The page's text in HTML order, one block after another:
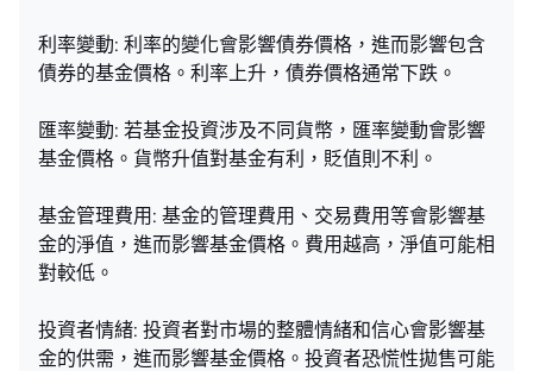
利率變動: 利率的變化會影響債券價格，進而影響包含
債券的基金價格。利率上升，債券價格通常下跌。
匯率變動: 若基金投資涉及不同貨幣，匯率變動會影響
基金價格。貨幣升值對基金有利，貶值則不利。
基金管理費用: 基金的管理費用、交易費用等會影響基
金的淨值，進而影響基金價格。費用越高，淨值可能相
對較低。
投資者情緒: 投資者對市場的整體情緒和信心會影響基
金的供需，進而影響基金價格。投資者恐慌性拋售可能